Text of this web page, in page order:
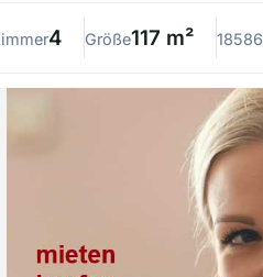
4 Größe117 m² 18586